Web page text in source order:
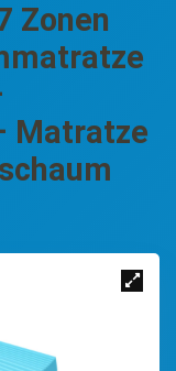
Zonen
Matratze